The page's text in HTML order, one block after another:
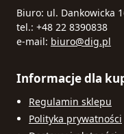
Biuro: ul. Dankowicka
tel.: +48 22 8390838
e-mail: biuro@dig.pl
Informacje dla
Regulamin sklepu
Polityka prywatności